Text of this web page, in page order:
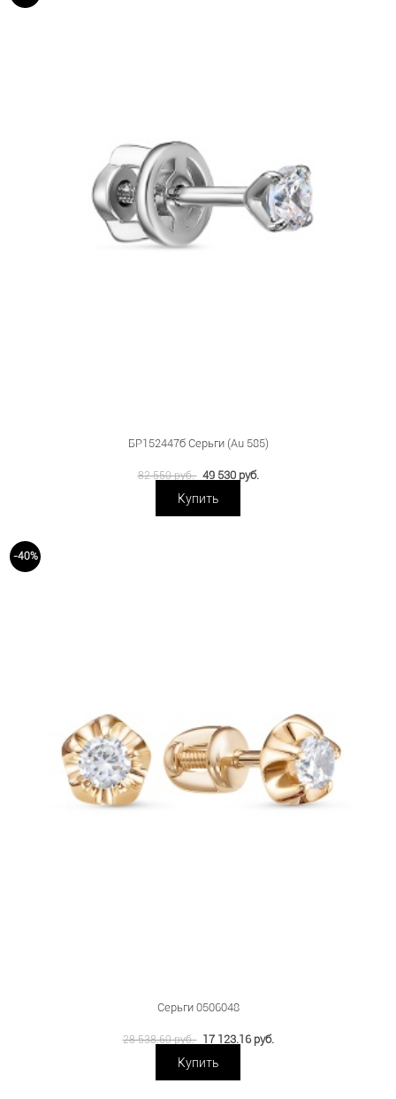
БР152447б Серьги (Au 585)
82 550 руб. 49 530 руб.
Купить
-40%
Серьги 0506048
28 538.60 руб. 17 123.16 руб.
Купить